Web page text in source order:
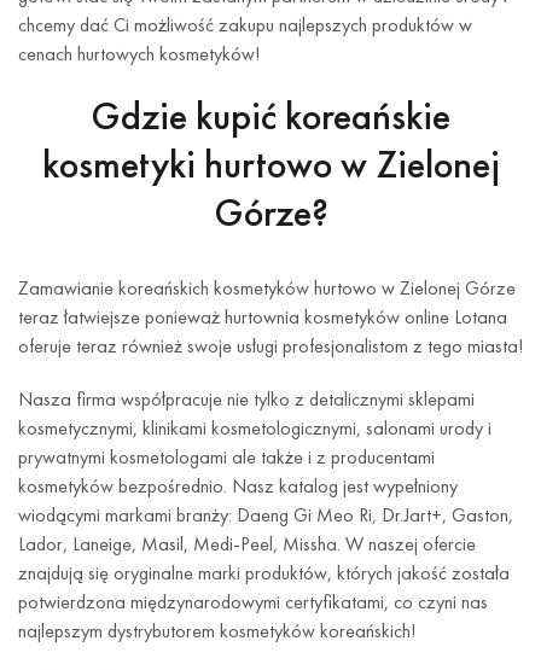
chcemy dać Ci możliwość zakupu najlepszych produktów w
cenach hurtowych kosmetyków!
Gdzie kupić koreańskie
kosmetyki hurtowo w Zielonej
Górze?
Zamawianie koreańskich kosmetyków hurtowo w Zielonej Górze
teraz łatwiejsze ponieważ hurtownia kosmetyków online Lotana
oferuje teraz również swoje usługi profesjonalistom z tego miasta!
Nasza firma współpracuje nie tylko z detalicznymi sklepami
kosmetycznymi, klinikami kosmetologicznymi, salonami urody i
prywatnymi kosmetologami ale także i z producentami
kosmetyków bezpośrednio. Nasz katalog jest wypełniony
wiodącymi markami branży: Daeng Gi Meo Ri, Dr.Jart+, Gaston,
Lador, Laneige, Masil, Medi-Peel, Missha. W naszej ofercie
znajdują się oryginalne marki produktów, których jakość została
potwierdzona międzynarodowymi certyfikatami, co czyni nas
najlepszym dystrybutorem kosmetyków koreańskich!